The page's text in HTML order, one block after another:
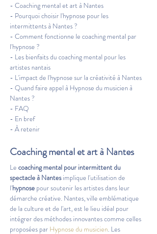
- Coaching mental et art à Nantes
- Pourquoi choisir l'hypnose pour les
intermittents à Nantes ?
- Comment fonctionne le coaching mental par
l'hypnose ?
- Les bienfaits du coaching mental pour les
artistes nantais
- L'impact de l'hypnose sur la créativité à Nantes
- Quand faire appel à Hypnose du musicien à
Nantes ?
- FAQ
- En bref
- À retenir
Coaching mental et art à Nantes
Le coaching mental pour intermittent du
spectacle à Nantes implique l'utilisation de
l'hypnose pour soutenir les artistes dans leur
démarche créative. Nantes, ville emblématique
de la culture et de l'art, est le lieu idéal pour
intégrer des méthodes innovantes comme celles
proposées par Hypnose du musicien. Les